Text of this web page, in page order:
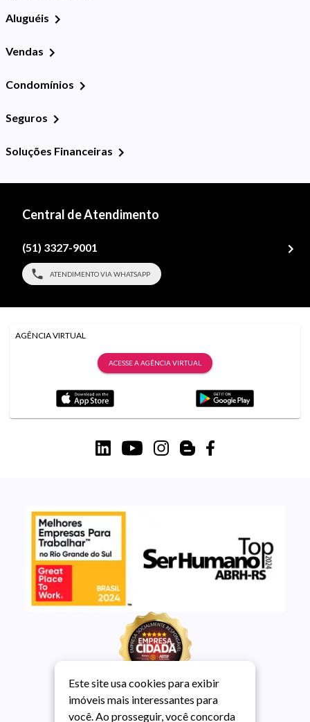
Aluguéis
Vendas
Condomínios
Seguros
Soluções Financeiras
Central de Atendimento
(51) 3327-9001
ATENDIMENTO VIA WHATSAPP
AGÊNCIA VIRTUAL
ACESSE A AGÊNCIA VIRTUAL
Este site usa cookies para exibir
imóveis mais interessantes para
você. Ao prosseguir, você concorda